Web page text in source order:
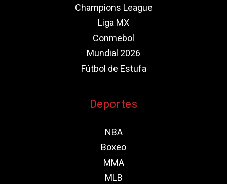
Champions League
Liga MX
Conmebol
Mundial 2026
Fútbol de Estufa
Deportes
NBA
Boxeo
MMA
MLB